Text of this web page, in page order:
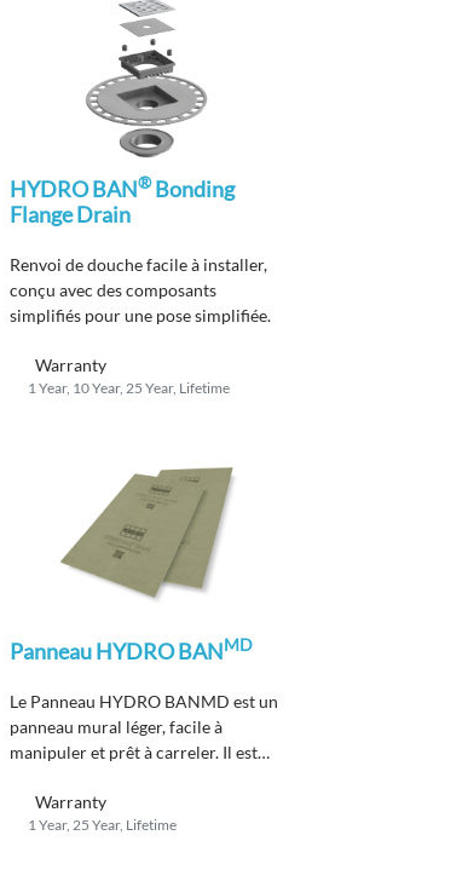
HYDRO BAN®Bonding
Flange Drain
Renvoi de douche facile à installer,
conçu avec des composants
simplifiés pour une pose simplifiée.
Warranty
1 Year, 10 Year, 25 Year, Lifetime
Panneau HYDRO BANMD
Le Panneau HYDRO BANMD est un
panneau mural léger, facile à
manipuler et prêt à carreler. Il est
poses de carrelage et de pierres avec
collage.
Warranty
1 Year, 25 Year, Lifetime